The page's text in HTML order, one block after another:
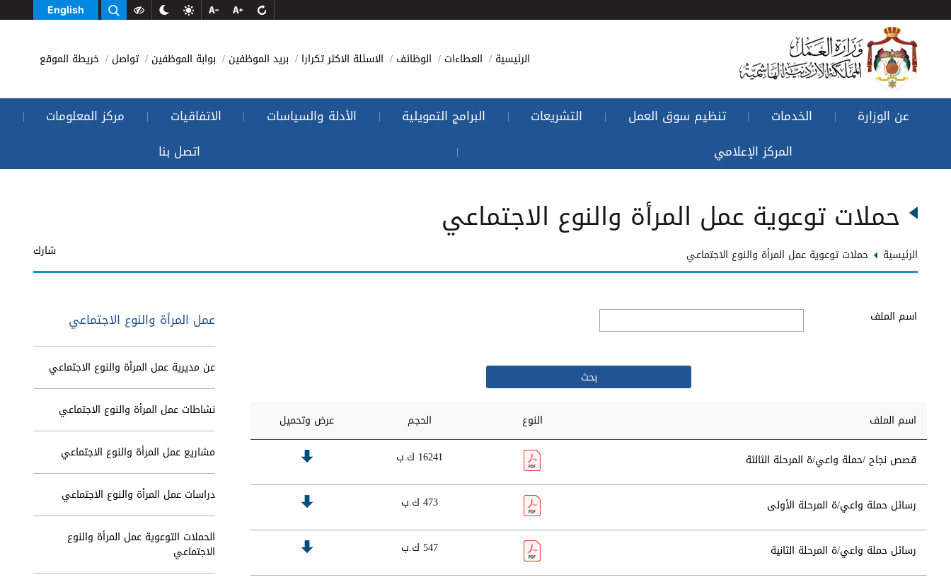
English
الرئيسية العطاءات الوظائف الاسئلة الاكثر تكرارا بريد الموظفين بوابة الموظفين تواصل خريطة الموقع
عن الوزارة | الخدمات | تنظيم سوق العمل | التشريعات | البرامج التمويلية | الأدلة والسياسات | الاتفاقيات | مركز المعلومات |
المركز الإعلامي | اتصل بنا
حملات توعوية عمل المرأة والنوع الاجتماعي
الرئيسية حملات توعوية عمل المرأة والنوع الاجتماعي شارك
اسم الملف
اسم الملف النوع الحجم عرض وتحميل
قصص نجاح /حملة واعي/ة المرحلة الثالثة 16241 ك.ب
رسائل حملة واعي/ة المرحلة الأولى 473 ك.ب
رسائل حملة واعي/ة المرحلة الثانية 547 ك.ب
عمل المرأة والنوع الاجتماعي
عن مديرية عمل المرأة والنوع الاجتماعي
نشاطات عمل المرأة والنوع الاجتماعي
مشاريع عمل المرأة والنوع الاجتماعي
دراسات عمل المرأة والنوع الاجتماعي
الحملات التوعوية عمل المرأة والنوع
الاجتماعي